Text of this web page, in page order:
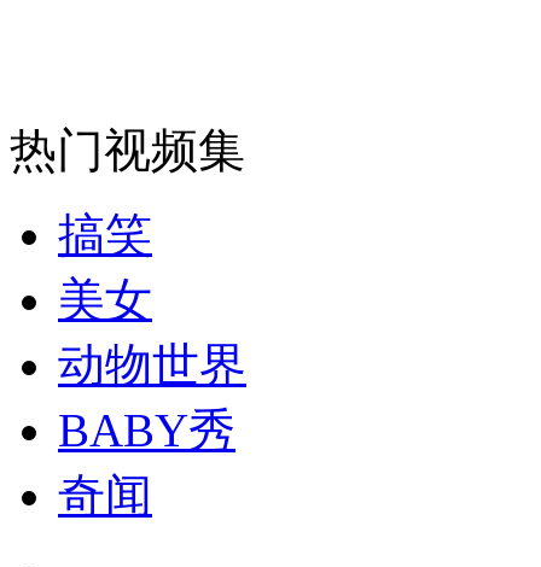
消防员救轻生者 花炮节热闹非凡
纽约上演“枕头大战”
司机酒驾遇交警 急速倒车逃窜
热门视频集
搞笑
美女
动物世界
BABY秀
奇闻